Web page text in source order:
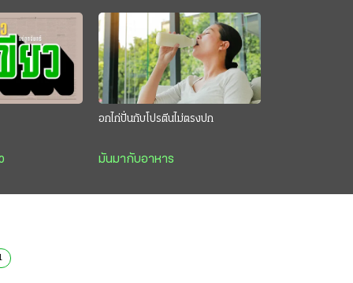
อกไก่ปั่นกับโปรตีนไม่ตรงปก
มันมากับอาหาร